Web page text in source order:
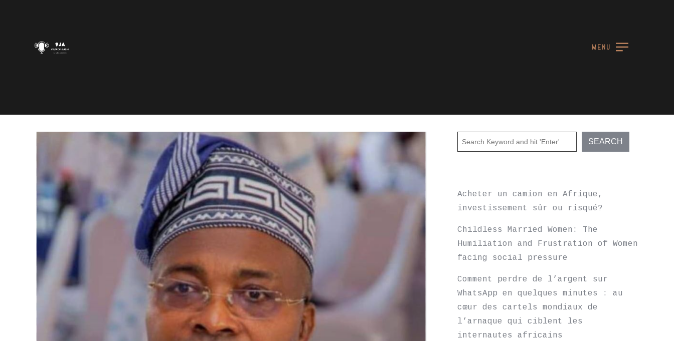
MENU
Acheter un camion en Afrique,
investissement sûr ou risqué?
Childless Married Women: The
Humiliation and Frustration of Women
facing social pressure
Comment perdre de l’argent sur
WhatsApp en quelques minutes : au
cœur des cartels mondiaux de
l’arnaque qui ciblent les
internautes africains